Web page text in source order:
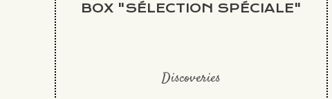
BOX "SÉLECTION SPÉCIALE"
Discoveries